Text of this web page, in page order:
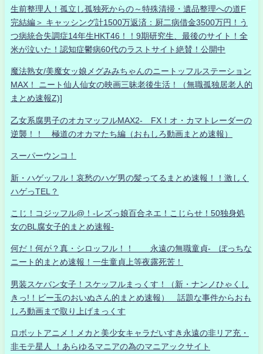
生前整理人！孤立し孤独死からの～特殊清掃・遺品整理への道F
完結編＞ キャッシング計1500万返済：厨二病借金3500万円！う
つ病統合失調症14年生HKT46！！9期研究生、最後のサイト！全
米が泣いた！認知症鬱病60代のラストサイト絶賛！公開中
魔法熟女/美魔女ッ娘メグみみちゃんのニートッフルステーション
MAX！ ニート仙人仙女の映画三昧老後生活！（無職孤独居老人的
まとめ速報Z)]
乙女系腐男子のオカマッフルMAX2- FX！オ・カマトレーダーの
逆襲！！ 極道のオカマたち編（おもしろ動画まとめ速報）
スーパーウンコ！
新・ハゲッフル！哀愁のハゲ男の髪ってるまとめ速報！！激しく
ハゲっTEL？
こじ！コジッフル@！-レズっ娘百合ネエ！こじらせ！50独身処
女のBL腐女子的まとめ速報-
何だ！何が？真・シロッフル！！ 永遠の無職童貞- ぼっちな
ニート的まとめ速報！一生童貞上等夜露死苦！
男装スケバン女子！スケッフルまっくす！（新・ナンノひゃくし
きっ!！ビー玉のおいぬさん的まとめ速報） 話題な事件からおも
しろ動画まで取り上げまっくす
ロボットアニメ！メカと美少女キャラだいすき永遠の非リア充・
非モテ星人 ！あらゆるマニアの為のマニアックサイト